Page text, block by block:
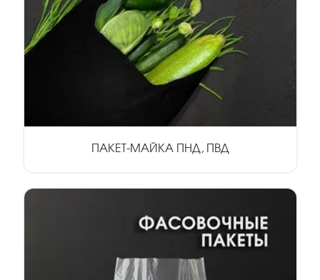
ПАКЕТ-МАЙКА ПНД, ПВД